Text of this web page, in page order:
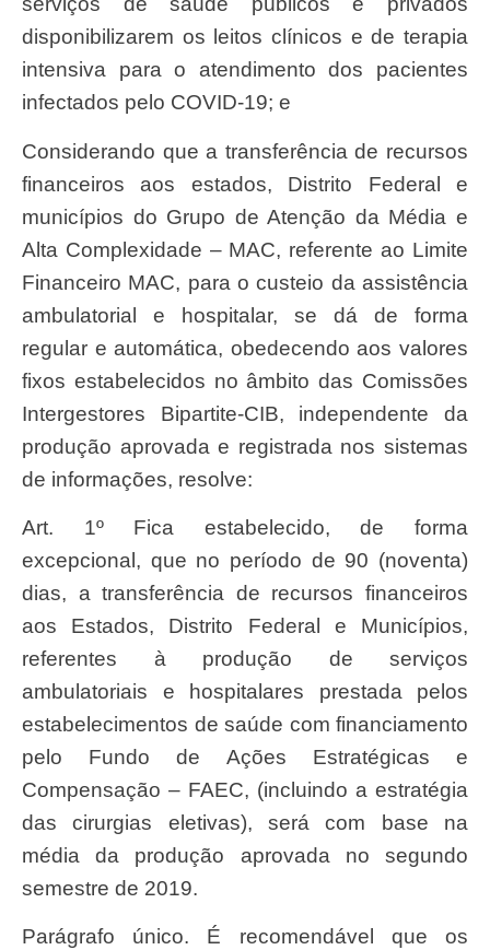
disponibilizarem os leitos clínicos e de terapia
intensiva para o atendimento dos pacientes
infectados pelo COVID-19; e
Considerando que a transferência de recursos
financeiros aos estados, Distrito Federal e
municípios do Grupo de Atenção da Média e
Alta Complexidade – MAC, referente ao Limite
Financeiro MAC, para o custeio da assistência
ambulatorial e hospitalar, se dá de forma
regular e automática, obedecendo aos valores
fixos estabelecidos no âmbito das Comissões
Intergestores Bipartite-CIB, independente da
produção aprovada e registrada nos sistemas
de informações, resolve:
Art. 1º Fica estabelecido, de forma
excepcional, que no período de 90 (noventa)
dias, a transferência de recursos financeiros
aos Estados, Distrito Federal e Municípios,
referentes à produção de serviços
ambulatoriais e hospitalares prestada pelos
estabelecimentos de saúde com financiamento
pelo Fundo de Ações Estratégicas e
Compensação – FAEC, (incluindo a estratégia
das cirurgias eletivas), será com base na
média da produção aprovada no segundo
semestre de 2019.
Parágrafo único. É recomendável que os